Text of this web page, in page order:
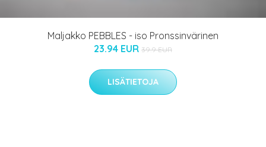
Maljakko PEBBLES - iso Pronssinvärinen
23.94 EUR 39.9 EUR
LISÄTIETOJA